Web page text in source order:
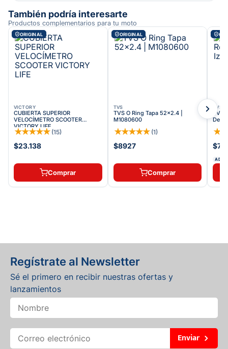
También podría interesarte
Productos complementarios para tu moto
ORIGINAL
VICTORY
CUBIERTA SUPERIOR
VELOCÍMETRO SCOOTER
VICTORY LIFE
★★★★★ (15)
$23.138
Comprar
ORIGINAL
TVS
TVS O Ring Tapa 52x2.4 |
M1080600
★★★★★ (1)
$8927
Comprar
TVS
TVS
★
ADDI
Regístrate al Newsletter
Sé el primero en recibir nuestras ofertas y
lanzamientos
Enviar